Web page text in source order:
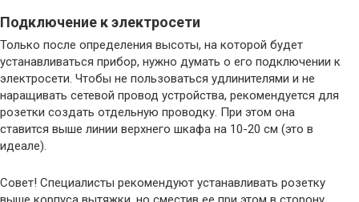
Подключение к электросети
Только после определения высоты, на которой будет
устанавливаться прибор, нужно думать о его подключении к
электросети. Чтобы не пользоваться удлинителями и не
наращивать сетевой провод устройства, рекомендуется для
розетки создать отдельную проводку. При этом она
ставится выше линии верхнего шкафа на 10-20 см (это в
идеале).
Совет! Специалисты рекомендуют устанавливать розетку